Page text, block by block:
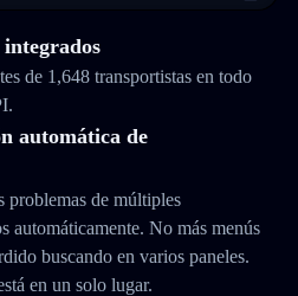
de 1,648 transportistas en todo
automática de
problemas de múltiples
automáticamente. No más menús
buscando en varios paneles.
en un solo lugar.